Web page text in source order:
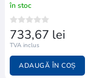
în stoc
733,67 lei
TVA inclus
ADAUGĂ ÎN COȘ